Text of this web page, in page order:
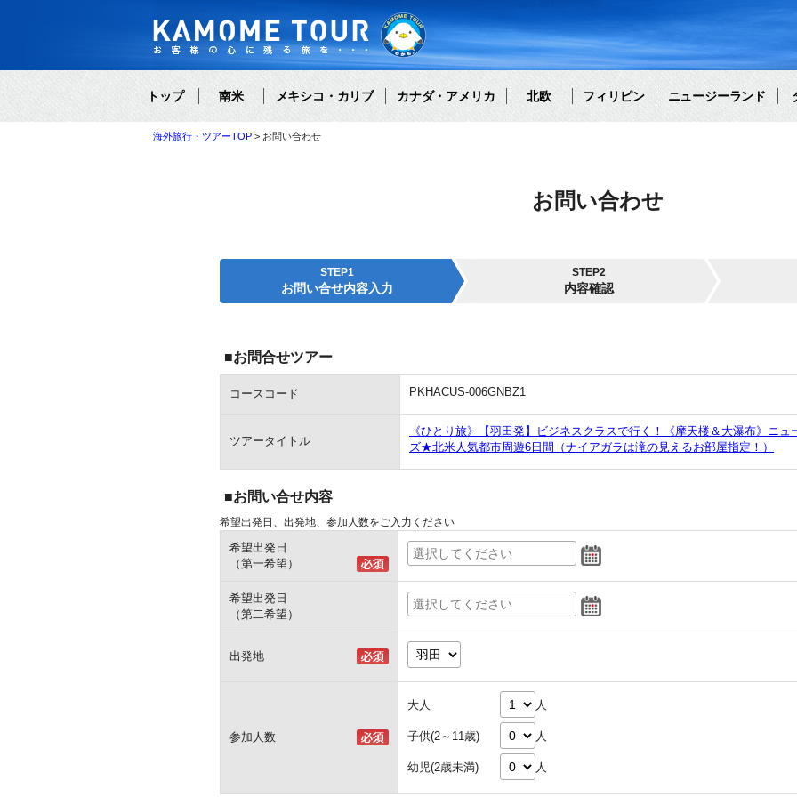
トップ 南米 メキシコ・カリブ カナダ・アメリカ 北欧 フィリピン ニュージーランド
海外旅行・ツアーTOP お問い合わせ
お問い合わせ
STEP1
お問い合せ内容入力
STEP2
内容確認
■お問合せツアー
コースコード PKHACUS-006GNBZ1
ツアータイトル
《ひとり旅》【羽田発】ビジネスクラスで行く！《摩天楼＆大瀑布》ニ
ズ★北米人気都市周遊6日間（ナイアガラは滝の見えるお部屋指定！）
■お問い合せ内容
希望出発日、出発地、参加人数をご入力ください
希望出発日
（第一希望）
希望出発日
（第二希望）
出発地
参加人数
大人 人
子供(2～11歳) 人
幼児(2歳未満) 人